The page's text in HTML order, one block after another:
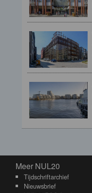
Meer NUL20
Meer NUL20
Tijdschriftarchief
Nieuwsbrief